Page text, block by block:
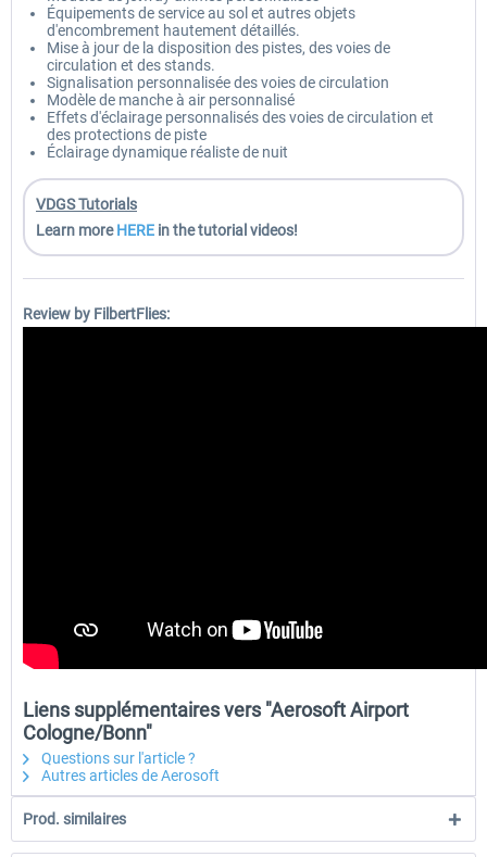
Équipements de service au sol et autres objets
d'encombrement hautement détaillés.
Mise à jour de la disposition des pistes, des voies de
circulation et des stands.
Signalisation personnalisée des voies de circulation
Modèle de manche à air personnalisé
Effets d'éclairage personnalisés des voies de circulation et
des protections de piste
Éclairage dynamique réaliste de nuit
VDGS Tutorials
Learn moreHERE in the tutorial videos!
Review by FilbertFlies:
Liens supplémentaires vers "Aerosoft Airport
Cologne/Bonn"
Questions sur l'article ?
Autres articles de Aerosoft
Prod. similaires